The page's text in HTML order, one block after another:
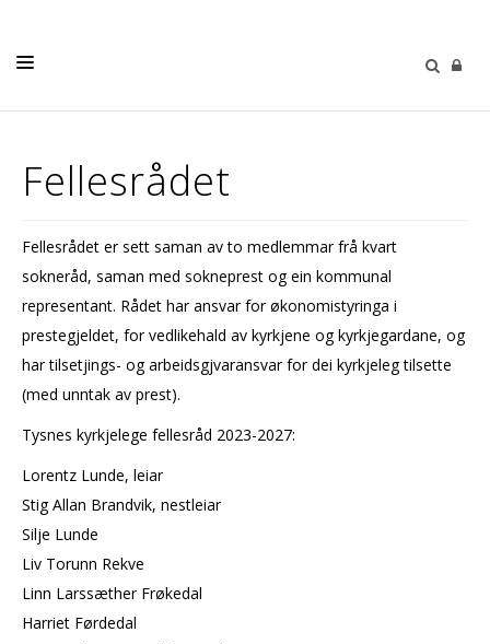
BORN OG UNGE
KONTAKT
Fellesrådet
Fellesrådet er sett saman av to medlemmar frå kvart
sokneråd, saman med sokneprest og ein kommunal
representant. Rådet har ansvar for økonomistyringa i
prestegjeldet, for vedlikehald av kyrkjene og kyrkjegardane, og
har tilsetjings- og arbeidsgjvaransvar for dei kyrkjeleg tilsette
(med unntak av prest).
Tysnes kyrkjelege fellesråd 2023-2027:
Lorentz Lunde, leiar
Stig Allan Brandvik, nestleiar
Silje Lunde
Liv Torunn Rekve
Linn Larssæther Frøkedal
Harriet Førdedal